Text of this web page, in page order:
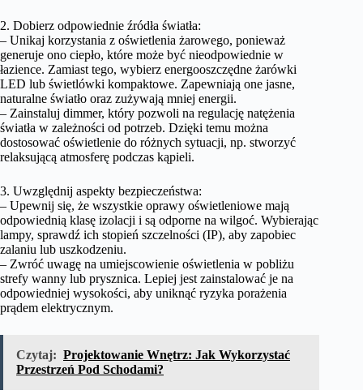
2. Dobierz odpowiednie źródła światła:
– Unikaj korzystania z oświetlenia żarowego, ponieważ
generuje ono ciepło, które może być nieodpowiednie w
łazience. Zamiast tego, wybierz energooszczędne żarówki
LED lub świetlówki kompaktowe. Zapewniają one jasne,
naturalne światło oraz zużywają mniej energii.
– Zainstaluj dimmer, który pozwoli na regulację natężenia
światła w zależności od potrzeb. Dzięki temu można
dostosować oświetlenie do różnych sytuacji, np. stworzyć
relaksującą atmosferę podczas kąpieli.
3. Uwzględnij aspekty bezpieczeństwa:
– Upewnij się, że wszystkie oprawy oświetleniowe mają
odpowiednią klasę izolacji i są odporne na wilgoć. Wybierając
lampy, sprawdź ich stopień szczelności (IP), aby zapobiec
zalaniu lub uszkodzeniu.
– Zwróć uwagę na umiejscowienie oświetlenia w pobliżu
strefy wanny lub prysznica. Lepiej jest zainstalować je na
odpowiedniej wysokości, aby uniknąć ryzyka porażenia
prądem elektrycznym.
Czytaj: Projektowanie Wnętrz: Jak Wykorzystać
Przestrzeń Pod Schodami?